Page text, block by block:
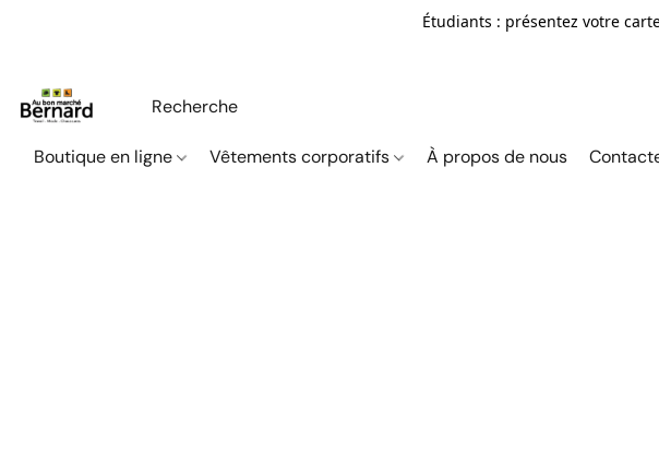
Étudiants : présentez votre
Boutique en ligne Vêtements corporatifs À propos de nous